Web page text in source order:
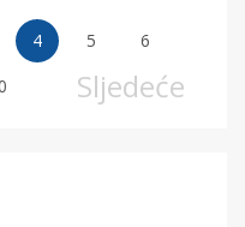
4 5
6
Sljedeće